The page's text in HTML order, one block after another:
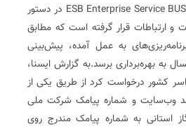
این طرح پروژه‌ای با عنوان ESB Enterprise Service BUS در دستور
و ارتباطات قرار گرفته است که مطابق
به عمل آمده، پیش‌بینی
به بهره‌برداری برسد.به ‌گزارش ایسنا،
کشور درخواست کرد از طریق یکی از
وب‌سایت و شماره پیامک شرکت ملی
استانی به شماره پیامک مندرج روی